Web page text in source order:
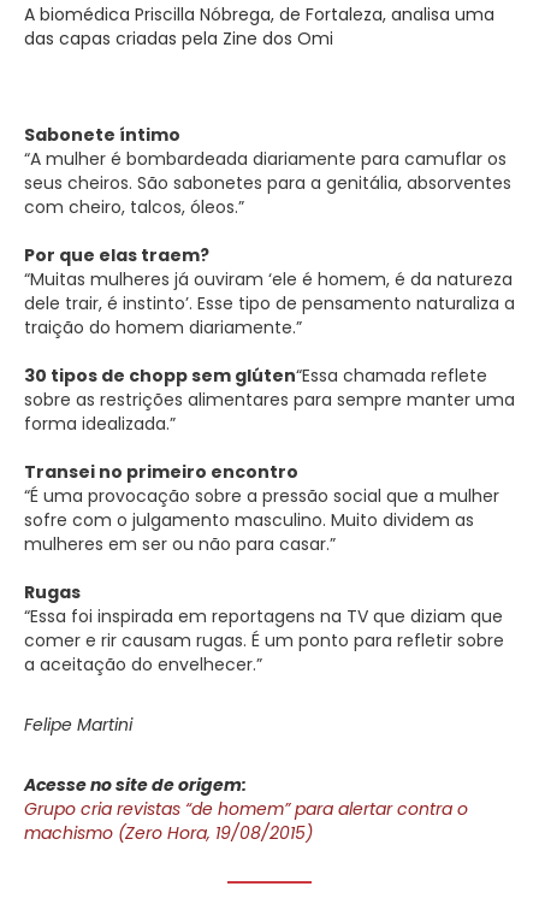
A biomédica Priscilla Nóbrega, de Fortaleza, analisa uma
das capas criadas pela Zine dos Omi
Sabonete íntimo
“A mulher é bombardeada diariamente para camuflar os
seus cheiros. São sabonetes para a genitália, absorventes
com cheiro, talcos, óleos.”
Por que elas traem?
“Muitas mulheres já ouviram ‘ele é homem, é da natureza
dele trair, é instinto’. Esse tipo de pensamento naturaliza a
traição do homem diariamente.”
30 tipos de chopp sem glúten“Essa chamada reflete
sobre as restrições alimentares para sempre manter uma
forma idealizada.”
Transei no primeiro encontro
“É uma provocação sobre a pressão social que a mulher
sofre com o julgamento masculino. Muito dividem as
mulheres em ser ou não para casar.”
Rugas
“Essa foi inspirada em reportagens na TV que diziam que
comer e rir causam rugas. É um ponto para refletir sobre
a aceitação do envelhecer.”
Felipe Martini
Acesse no site de origem:
Grupo cria revistas “de homem” para alertar contra o
machismo (Zero Hora, 19/08/2015)